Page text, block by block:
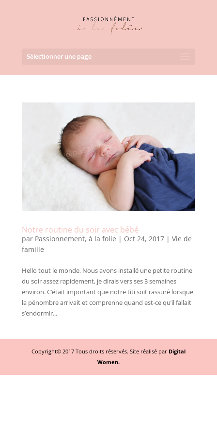
Sélectionner une page
Notre routine du soir avec bébé
par Passionnement, à la folie | Oct 24, 2017| Vie de
famille
Hello tout le monde, Nous avons installé une petite routine
du soir assez rapidement, je dirais vers ses 3 semaines
environ. C’était important que notre titi soit rassuré lorsque
la pénombre arrivait et comprenne quand est-ce qu’il fallait
s’endormir...
Copyright© 2017 Tous droits réservés. Site réalisé par Digital
Women.